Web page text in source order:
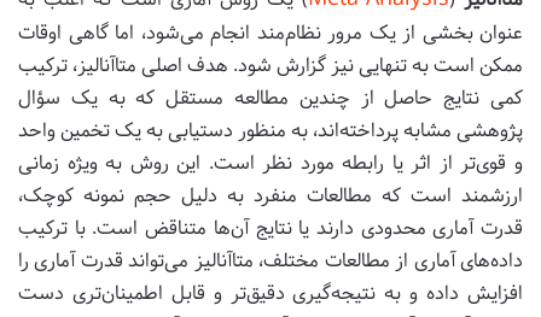
عنوان بخشی از یک مرور نظام‌مند انجام می‌شود، اما گاهی اوقات
ممکن است به تنهایی نیز گزارش شود. هدف اصلی متاآنالیز، ترکیب
کمی نتایج حاصل از چندین مطالعه مستقل که به یک سؤال
پژوهشی مشابه پرداخته‌اند، به منظور دستیابی به یک تخمین واحد
و قوی‌تر از اثر یا رابطه مورد نظر است. این روش به ویژه زمانی
ارزشمند است که مطالعات منفرد به دلیل حجم نمونه کوچک،
قدرت آماری محدودی دارند یا نتایج آن‌ها متناقض است. با ترکیب
داده‌های آماری از مطالعات مختلف، متاآنالیز می‌تواند قدرت آماری را
افزایش داده و به نتیجه‌گیری دقیق‌تر و قابل اطمینان‌تری دست